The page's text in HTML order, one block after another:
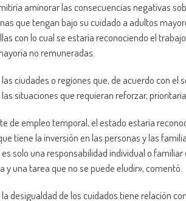
aminorar las consecuencias negativas
que tengan bajo su cuidado a adultos
con lo cual se estaría reconociendo el
no remuneradas.
ciudades o regiones que, de acuerdo con
situaciones que requieran reforzar,
de empleo temporal, el estado estaría
tiene la inversión en las personas y las
solo una responsabilidad individual o
y una tarea que no se puede eludir», comentó.
desigualdad de los cuidados tiene relación